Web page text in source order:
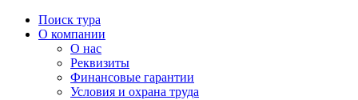
Поиск тура
О компании
О нас
Реквизиты
Финансовые гарантии
Условия и охрана труда